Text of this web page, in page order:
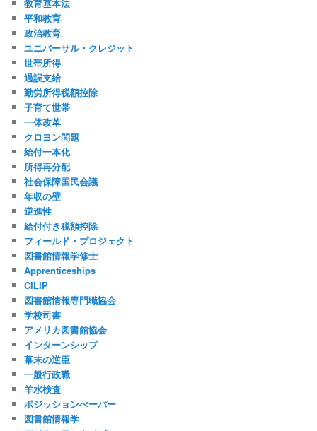
教育基本法
平和教育
政治教育
ユニバーサル・クレジット
世帯所得
過誤支給
勤労所得税額控除
子育て世帯
一体改革
クロヨン問題
給付一本化
所得再分配
社会保障国民会議
年収の壁
逆進性
給付付き税額控除
フィールド・プロジェクト
図書館情報学修士
Apprenticeships
CILIP
図書館情報専門職協会
学校司書
アメリカ図書館協会
インターンシップ
幕末の逆臣
一般行政職
羊水検査
ポジッションぺーパー
図書館情報学